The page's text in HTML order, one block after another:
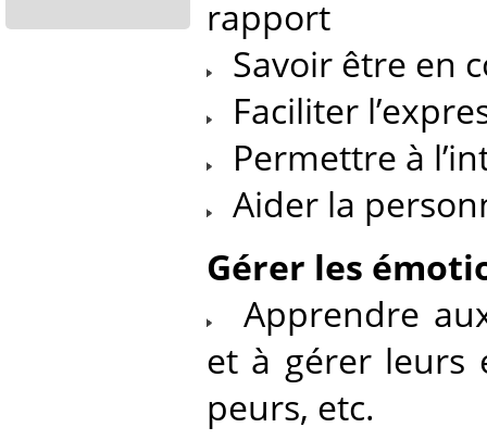
rapport
Savoir être en
Faciliter
Permettre à
Aider la
Gérer les
Apprendre
et à gérer leurs
peurs, etc.